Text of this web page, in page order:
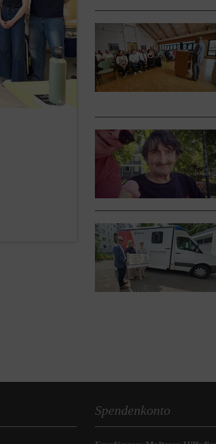
Spendenkonto